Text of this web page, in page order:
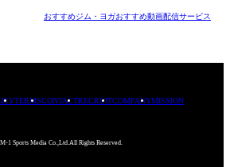
おすすめジム・ヨガおすすめ動画配信サービス
TERMSCONTACTRECRUITCOMPANYMISSION
1 Sports Media Co.,Ltd.All Rights Reserved.